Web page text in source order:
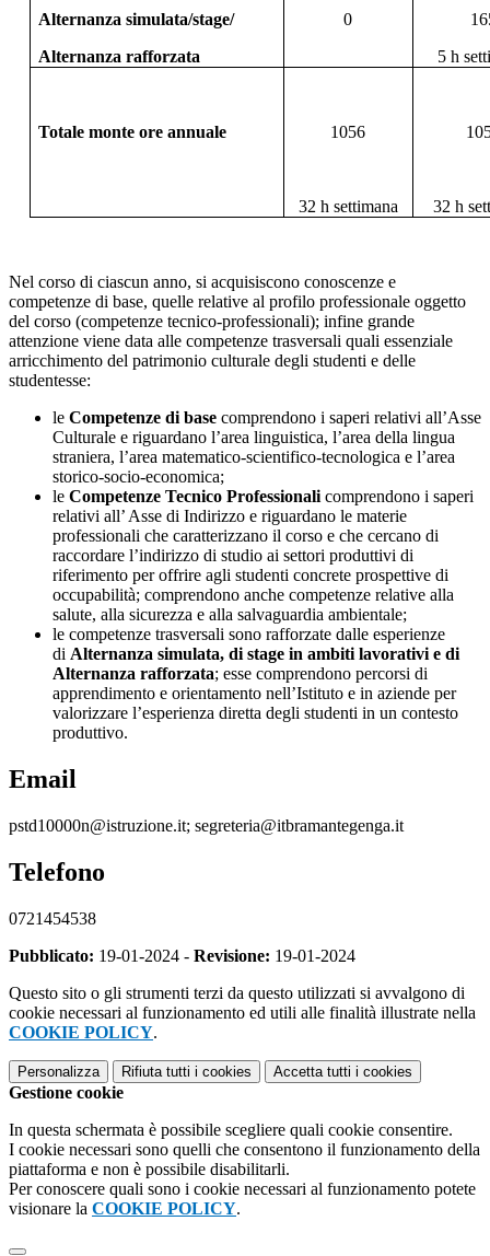
Alternanza simulata/stage/
Alternanza rafforzata
0
5 h
Totale monte ore annuale 1056
32 h settimana 32 h
Nel corso di ciascun anno, si acquisiscono conoscenze e
competenze di base, quelle relative al profilo professionale oggetto
del corso (competenze tecnico-professionali); infine grande
attenzione viene data alle competenze trasversali quali essenziale
arricchimento del patrimonio culturale degli studenti e delle
studentesse:
le Competenze di base comprendono i saperi relativi all’Asse
Culturale e riguardano l’area linguistica, l’area della lingua
straniera, l’area matematico-scientifico-tecnologica e l’area
storico-socio-economica;
le Competenze Tecnico Professionali comprendono i saperi
relativi all’ Asse di Indirizzo e riguardano le materie
professionali che caratterizzano il corso e che cercano di
raccordare l’indirizzo di studio ai settori produttivi di
riferimento per offrire agli studenti concrete prospettive di
occupabilità; comprendono anche competenze relative alla
salute, alla sicurezza e alla salvaguardia ambientale;
le competenze trasversali sono rafforzate dalle esperienze
di Alternanza simulata, di stage in ambiti lavorativi e di
Alternanza rafforzata; esse comprendono percorsi di
apprendimento e orientamento nell’Istituto e in aziende per
valorizzare l’esperienza diretta degli studenti in un contesto
produttivo.
Email
pstd10000n@istruzione.it; segreteria@itbramantegenga.it
Telefono
0721454538
Pubblicato: 19-01-2024 - Revisione: 19-01-2024
Questo sito o gli strumenti terzi da questo utilizzati si avvalgono di
cookie necessari al funzionamento ed utili alle finalità illustrate nella
COOKIE POLICY.
Personalizza Rifiuta tutti i cookies Accetta tutti i cookies
Gestione cookie
In questa schermata è possibile scegliere quali cookie consentire.
I cookie necessari sono quelli che consentono il funzionamento della
piattaforma e non è possibile disabilitarli.
Per conoscere quali sono i cookie necessari al funzionamento potete
visionare la COOKIE POLICY.